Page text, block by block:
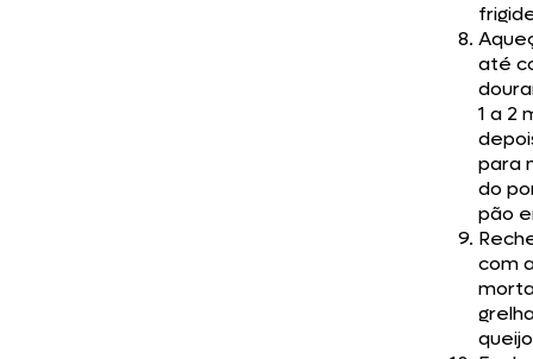
até
1 a 2
para
do
pão
com